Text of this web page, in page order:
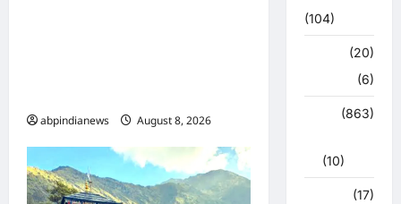
abpindianews August 8, 2026
(104)
(20)
(6)
(863)
(10)
(17)